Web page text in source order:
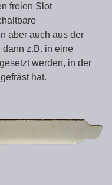
freien Slot
aber auch aus der
z.B. in eine
werden, in der
hat.